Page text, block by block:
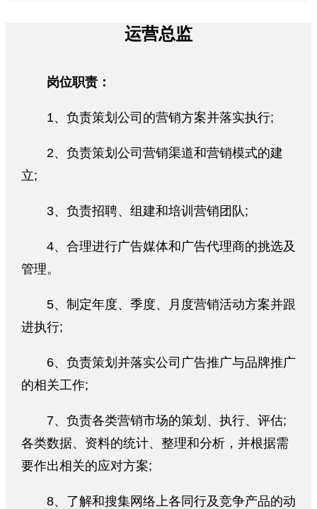
运营总监
岗位职责：
1、负责策划公司的营销方案并落实执行;
2、负责策划公司营销渠道和营销模式的建
立;
3、负责招聘、组建和培训营销团队;
4、合理进行广告媒体和广告代理商的挑选及
管理。
5、制定年度、季度、月度营销活动方案并跟
进执行;
6、负责策划并落实公司广告推广与品牌推广
的相关工作;
7、负责各类营销市场的策划、执行、评估;
各类数据、资料的统计、整理和分析，并根据需
要作出相关的应对方案;
8、了解和搜集网络上各同行及竞争产品的动